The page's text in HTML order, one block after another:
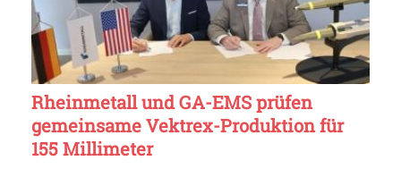
Rheinmetall und GA-EMS prüfen
gemeinsame Vektrex-Produktion für
155 Millimeter